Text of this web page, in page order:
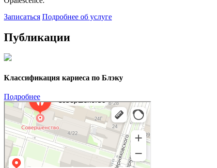
Записаться Подробнее об услуге
Публикации
Классификация кариеса по Блэку
Подробнее